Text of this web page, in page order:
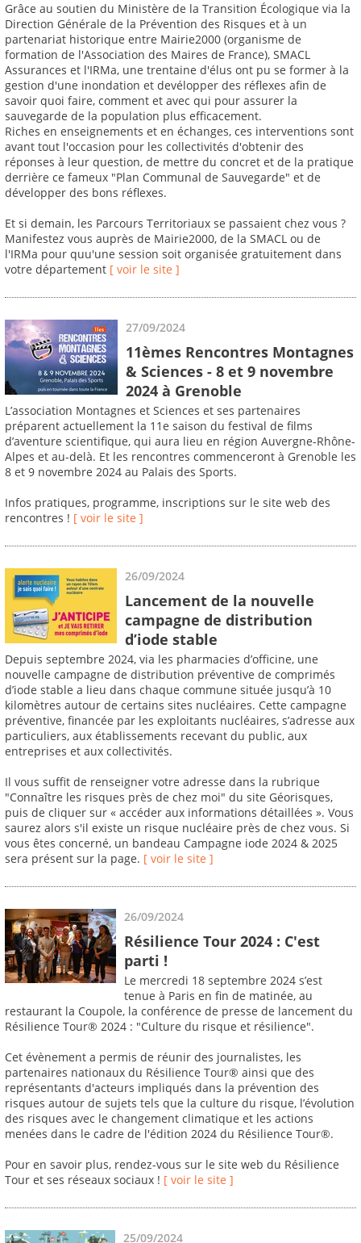
Grâce au soutien du Ministère de la Transition Écologique via la
Direction Générale de la Prévention des Risques et à un
partenariat historique entre Mairie2000 (organisme de
formation de l'Association des Maires de France), SMACL
Assurances et l'IRMa, une trentaine d'élus ont pu se former à la
gestion d'une inondation et devélopper des réflexes afin de
savoir quoi faire, comment et avec qui pour assurer la
sauvegarde de la population plus efficacement.
Riches en enseignements et en échanges, ces interventions sont
avant tout l'occasion pour les collectivités d'obtenir des
réponses à leur question, de mettre du concret et de la pratique
derrière ce fameux "Plan Communal de Sauvegarde" et de
développer des bons réflexes.
Et si demain, les Parcours Territoriaux se passaient chez vous ?
Manifestez vous auprès de Mairie2000, de la SMACL ou de
l'IRMa pour quu'une session soit organisée gratuitement dans
votre département [ voir le site ]
27/09/2024
11èmes Rencontres Montagnes
& Sciences - 8 et 9 novembre
2024 à Grenoble
L’association Montagnes et Sciences et ses partenaires
préparent actuellement la 11e saison du festival de films
d’aventure scientifique, qui aura lieu en région Auvergne-Rhône-
Alpes et au-delà. Et les rencontres commenceront à Grenoble les
8 et 9 novembre 2024 au Palais des Sports.
Infos pratiques, programme, inscriptions sur le site web des
rencontres ! [ voir le site ]
26/09/2024
Lancement de la nouvelle
campagne de distribution
d’iode stable
Depuis septembre 2024, via les pharmacies d’officine, une
nouvelle campagne de distribution préventive de comprimés
d’iode stable a lieu dans chaque commune située jusqu’à 10
kilomètres autour de certains sites nucléaires. Cette campagne
préventive, financée par les exploitants nucléaires, s’adresse aux
particuliers, aux établissements recevant du public, aux
entreprises et aux collectivités.
Il vous suffit de renseigner votre adresse dans la rubrique
"Connaître les risques près de chez moi" du site Géorisques,
puis de cliquer sur « accéder aux informations détaillées ». Vous
saurez alors s'il existe un risque nucléaire près de chez vous. Si
vous êtes concerné, un bandeau Campagne iode 2024 & 2025
sera présent sur la page. [ voir le site ]
26/09/2024
Résilience Tour 2024 : C'est
parti !
Le mercredi 18 septembre 2024 s’est
tenue à Paris en fin de matinée, au
restaurant la Coupole, la conférence de presse de lancement du
Résilience Tour® 2024 : "Culture du risque et résilience".
Cet évènement a permis de réunir des journalistes, les
partenaires nationaux du Résilience Tour® ainsi que des
représentants d'acteurs impliqués dans la prévention des
risques autour de sujets tels que la culture du risque, l’évolution
des risques avec le changement climatique et les actions
menées dans le cadre de l'édition 2024 du Résilience Tour®.
Pour en savoir plus, rendez-vous sur le site web du Résilience
Tour et ses réseaux sociaux ! [ voir le site ]
25/09/2024